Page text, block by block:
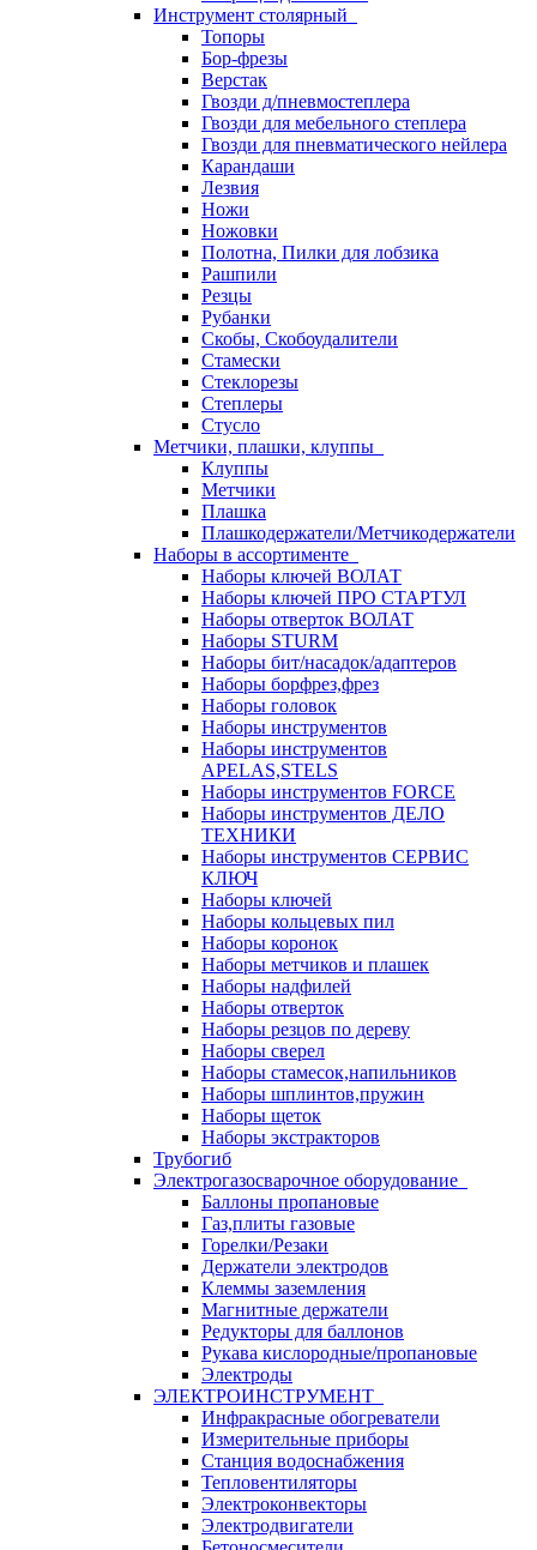
Инструмент столярный
Топоры
Бор-фрезы
Верстак
Гвозди д/пневмостеплера
Гвозди для мебельного степлера
Гвозди для пневматического нейлера
Карандаши
Лезвия
Ножи
Ножовки
Полотна, Пилки для лобзика
Рашпили
Резцы
Рубанки
Скобы, Скобоудалители
Стамески
Стеклорезы
Степлеры
Стусло
Метчики, плашки, клуппы
Клуппы
Метчики
Плашка
Плашкодержатели/Метчикодержатели
Наборы в ассортименте
Наборы ключей ВОЛАТ
Наборы ключей ПРО СТАРТУЛ
Наборы отверток ВОЛАТ
Наборы STURM
Наборы бит/насадок/адаптеров
Наборы борфрез,фрез
Наборы головок
Наборы инструментов
Наборы инструментов
APELAS,STELS
Наборы инструментов FORCE
Наборы инструментов ДЕЛО
ТЕХНИКИ
Наборы инструментов СЕРВИС
КЛЮЧ
Наборы ключей
Наборы кольцевых пил
Наборы коронок
Наборы метчиков и плашек
Наборы надфилей
Наборы отверток
Наборы резцов по дереву
Наборы сверел
Наборы стамесок,напильников
Наборы шплинтов,пружин
Наборы щеток
Наборы экстракторов
Трубогиб
Электрогазосварочное оборудование
Баллоны пропановые
Газ,плиты газовые
Горелки/Резаки
Держатели электродов
Клеммы заземления
Магнитные держатели
Редукторы для баллонов
Рукава кислородные/пропановые
Электроды
ЭЛЕКТРОИНСТРУМЕНТ
Инфракрасные обогреватели
Измерительные приборы
Станция водоснабжения
Тепловентиляторы
Электроконвекторы
Электродвигатели